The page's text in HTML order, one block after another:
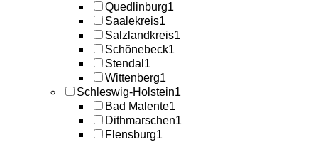
Quedlinburg1
Saalekreis1
Salzlandkreis1
Schönebeck1
Stendal 1
Wittenberg1
Schleswig-Holstein1
Bad Malente1
Dithmarschen1
Flensburg1